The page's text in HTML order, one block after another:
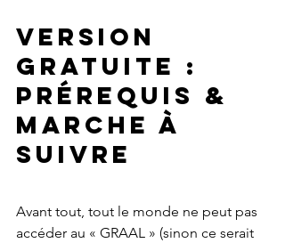
Version
gratuite :
Prérequis &
marche à
suivre
Avant tout, tout le monde ne peut pas
accéder au « GRAAL » (sinon ce serait